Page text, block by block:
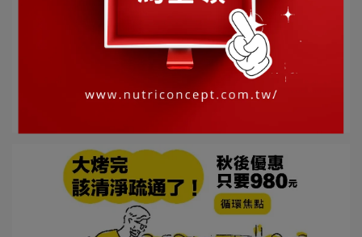
寒流來襲!!納豆紅麴您準備好了嗎?
營養概念 | 2022-03-02
購買網址: https://pse.is/3tvah7 寒流來襲!! ⋯